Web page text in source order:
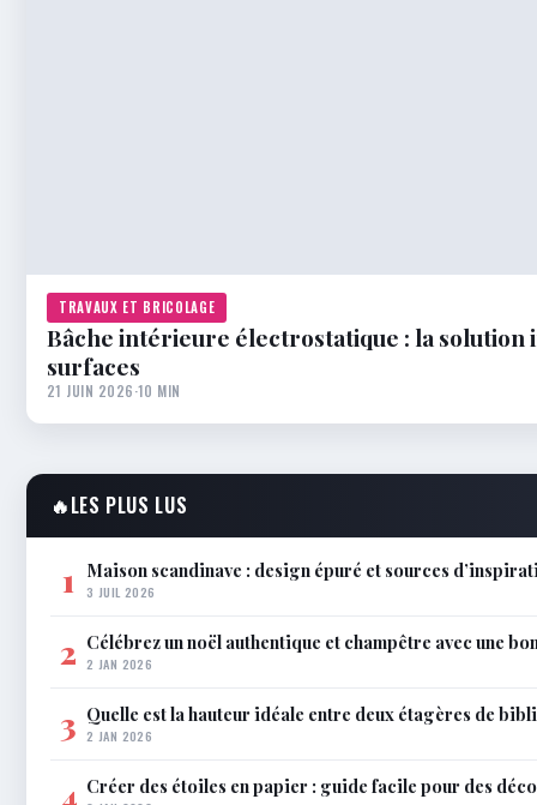
TRAVAUX ET BRICOLAGE
Bâche intérieure électrostatique : la solution
surfaces
21 JUIN 2026·10 MIN
🔥LES PLUS LUS
1 Maison scandinave : design épuré et sources
3 JUIL 2026
2 Célébrez un noël authentique et champêtre avec une
2 JAN 2026
3 Quelle est la hauteur idéale entre deux étagères de
2 JAN 2026
4 Créer des étoiles en papier : guide facile pour des